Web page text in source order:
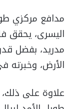
مدافع مركزي
اليسرى، يحقق
مدريد، بفضل
الأرض، وخبرته